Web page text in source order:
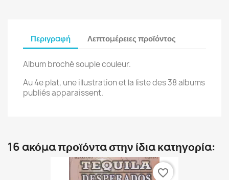
Περιγραφή Λεπτομέρειες προϊόντος
Album broché souple couleur.
Au 4e plat, une illustration et la liste des 38 albums
publiés apparaissent.
16 ακόμα προϊόντα στην ίδια κατηγορία:
favorite_border